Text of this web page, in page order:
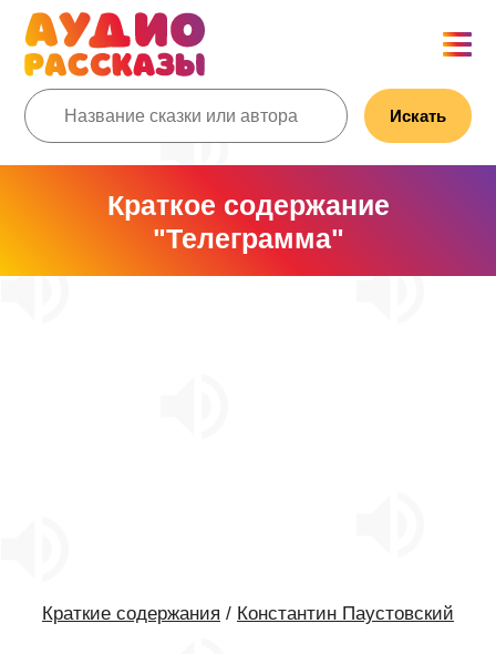
Искать
Краткое содержание
"Телеграмма"
Краткие содержания / Константин Паустовский